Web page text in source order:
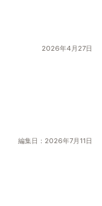
2026年4月27日
編集日：2026年7月11日